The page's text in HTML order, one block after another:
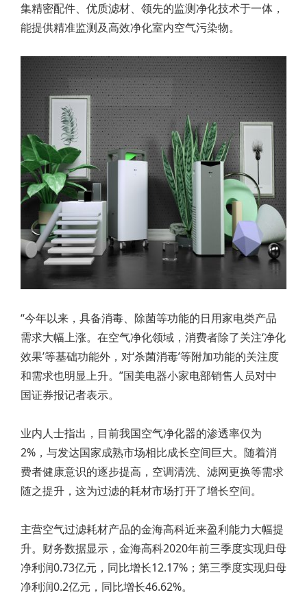
集精密配件、优质滤材、领先的监测净化技术于一体，
能提供精准监测及高效净化室内空气污染物。
“今年以来，具备消毒、除菌等功能的日用家电类产品
需求大幅上涨。在空气净化领域，消费者除了关注‘净化
效果’等基础功能外，对‘杀菌消毒’等附加功能的关注度
和需求也明显上升。”国美电器小家电部销售人员对中
国证券报记者表示。
业内人士指出，目前我国空气净化器的渗透率仅为
2%，与发达国家成熟市场相比成长空间巨大。随着消
费者健康意识的逐步提高，空调清洗、滤网更换等需求
随之提升，这为过滤的耗材市场打开了增长空间。
主营空气过滤耗材产品的金海高科近来盈利能力大幅提
升。财务数据显示，金海高科2020年前三季度实现归母
净利润0.73亿元，同比增长12.17%；第三季度实现归母
净利润0.2亿元，同比增长46.62%。